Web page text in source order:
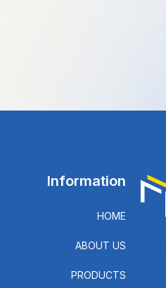
Information
HOME
ABOUT US
PRODUCTS